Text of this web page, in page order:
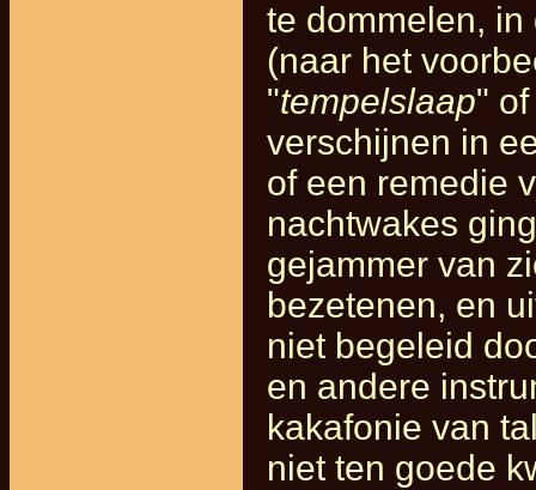
te dommelen,
(naar het
"tempelslaap"
verschijnen in
of een remedie
nachtwakes
gejammer van
bezetenen, en
niet begeleid
en andere
kakafonie van
niet ten goede